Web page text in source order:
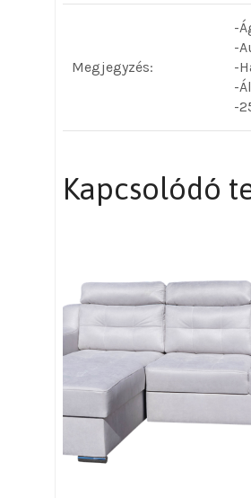
Megjegyzés:
-
-
-
-
-
Kapcsolódó